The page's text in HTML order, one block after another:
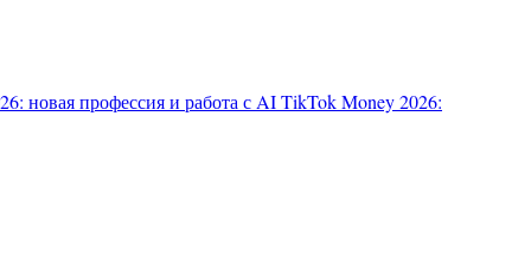
новая профессия и работа с AITikTok Money 2026: